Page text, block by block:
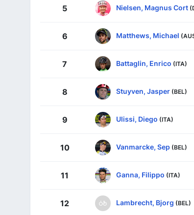
5 Nielsen, Magnus Cort
6 Matthews, Michael
7 Battaglin, Enrico (ITA)
8 Stuyven, Jasper (BEL)
9 Ulissi, Diego (ITA)
10 Vanmarcke, Sep (BEL)
11 Ganna, Filippo (ITA)
12 Lambrecht, Bjorg (BEL)